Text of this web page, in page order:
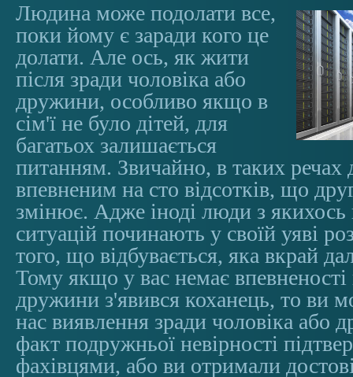
Людина може подолати все,
поки йому є заради кого це
долати. Але ось, як жити
після зради чоловіка або
дружини, особливо якщо в
сім'ї не було дітей, для
багатьох залишається
питанням. Звичайно, в таких
впевненим на сто відсотків, що
змінює. Адже іноді люди з
ситуацій починають у своїй уяві
того, що відбувається, яка вкрай
Тому якщо у вас немає
дружини з'явився коханець, то ви
нас виявлення зради чоловіка
факт подружньої невірності
фахівцями, або ви отримали